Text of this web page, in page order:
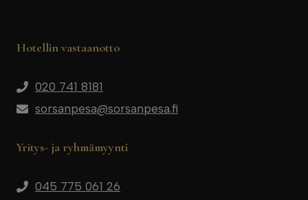
Hotellin vastaanotto
020 741 8181
sorsanpesa@sorsanpesa.fi
Yritys- ja ryhmämyynti
045 775 061 26